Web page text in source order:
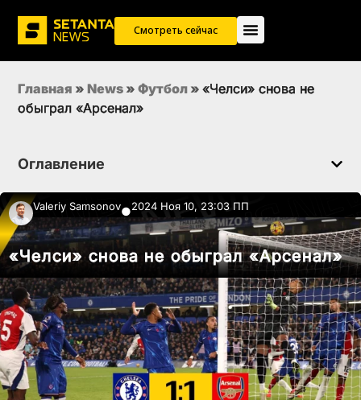
Смотреть сейчас
Главная » News » Футбол » «Челси» снова не
обыграл «Арсенал»
Оглавление
Valeriy Samsonov●2024 Ноя 10, 23:03 ПП
«Челси» снова не обыграл «Арсенал»